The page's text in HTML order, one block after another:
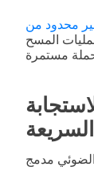
محدود من
المسح